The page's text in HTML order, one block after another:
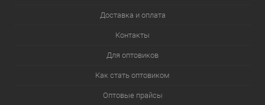
Доставка и оплата
Контакты
Для оптовиков
Как стать оптовиком
Оптовые прайсы